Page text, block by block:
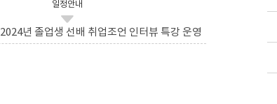
일정안내
2024년 졸업생 선배 취업조언 인터뷰 특강 운영